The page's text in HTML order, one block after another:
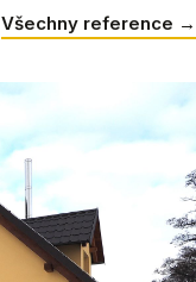
Všechny reference →